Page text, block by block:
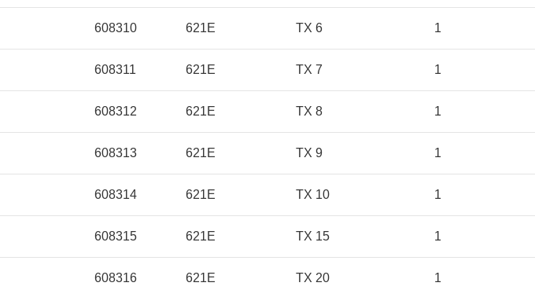
608310 621E TX 6 1
608311 621E TX 7 1
608312 621E TX 8 1
608313 621E TX 9 1
608314 621E TX 10 1
608315 621E TX 15 1
608316 621E TX 20 1